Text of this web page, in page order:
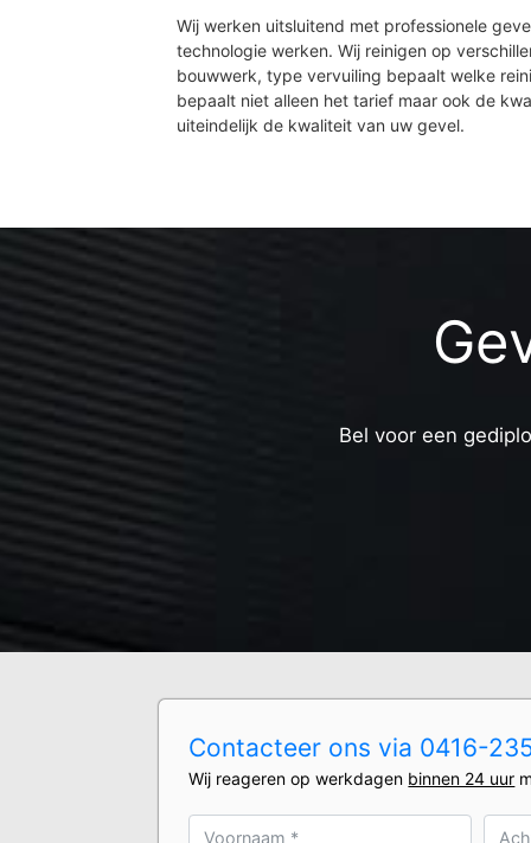
Wij werken uitsluitend met professionele
technologie werken. Wij reinigen op
bouwwerk, type vervuiling bepaalt welke
bepaalt niet alleen het tarief maar ook de
uiteindelijk de kwaliteit van uw gevel.
Bel voor een
Contacteer ons via 0416-
Wij reageren op werkdagen binnen 24 uur